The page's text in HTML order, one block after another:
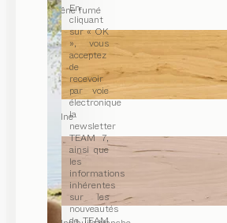
En
cliquant
sur « OK
», vous
acceptez
de
recevoir
par voie
électronique
la
newsletter
TEAM 7,
ainsi que
les
informations
inhérentes
sur les
nouveautés
chêne fumé
aulne